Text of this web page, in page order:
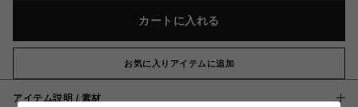
カートに入れる
お気に入りアイテムに追加
アイテム説明 / 素材